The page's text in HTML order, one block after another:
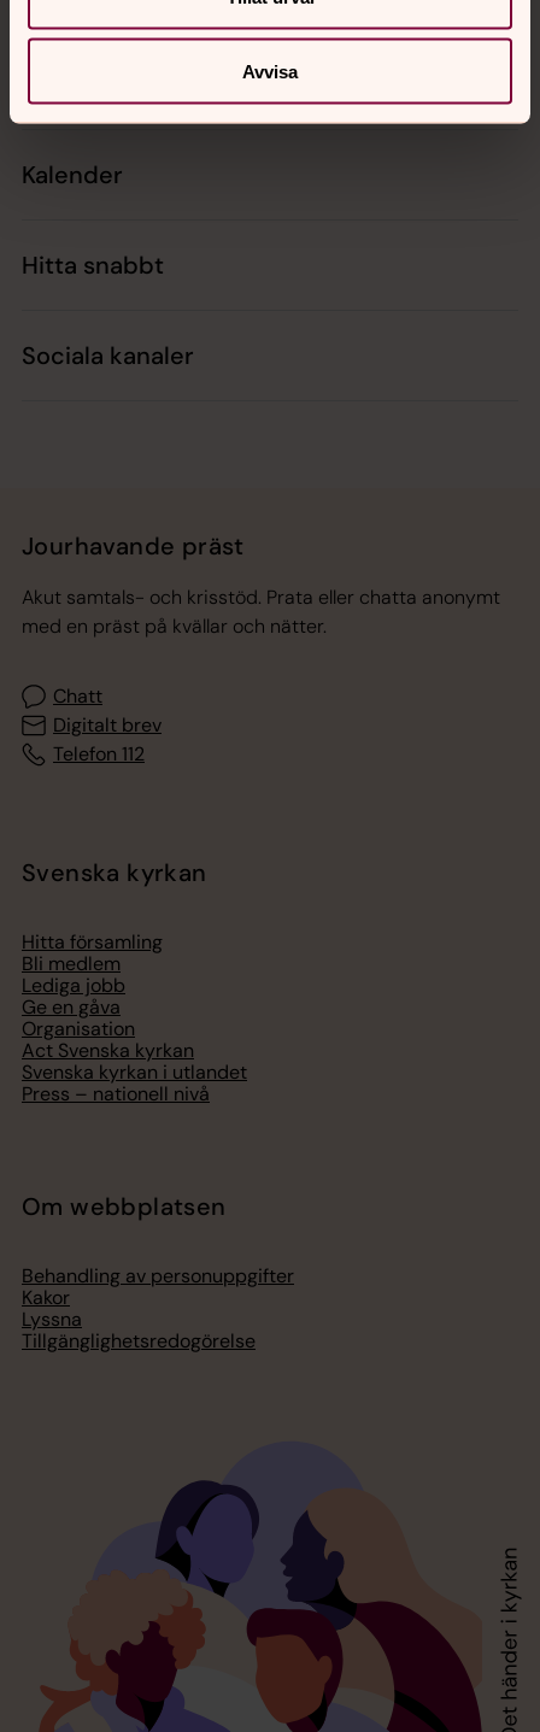
Avvisa
Kalender
Hitta snabbt
Sociala kanaler
Jourhavande präst
Akut samtals- och krisstöd. Prata eller chatta anonymt
med en präst på kvällar och nätter.
Chatt
Digitalt brev
Telefon 112
Svenska kyrkan
Hitta församling
Bli medlem
Lediga jobb
Ge en gåva
Organisation
Act Svenska kyrkan
Svenska kyrkan i utlandet
Press – nationell nivå
Om webbplatsen
Behandling av personuppgifter
Kakor
Lyssna
Tillgänglighetsredogörelse